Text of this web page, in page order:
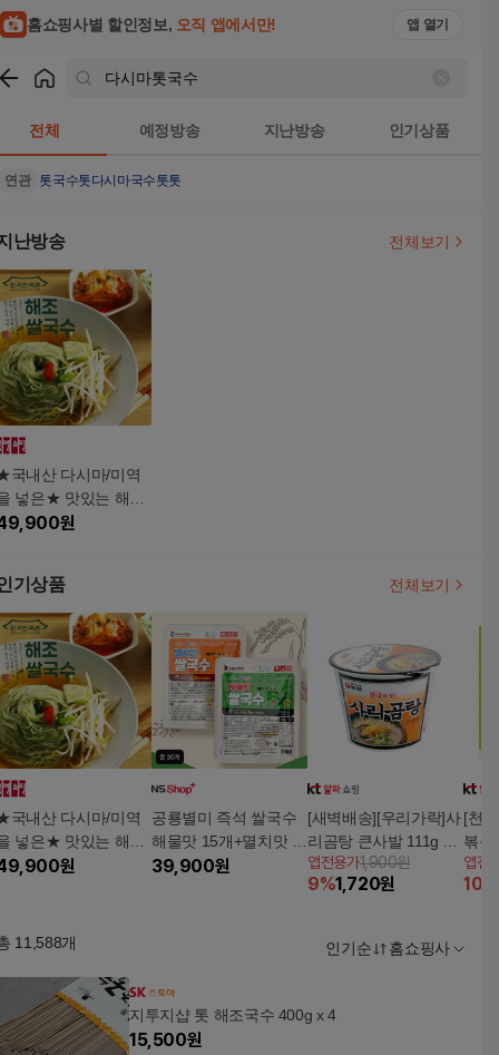
홈쇼핑사별 할인정보, 오직 앱에서만! 앱 열기
전체 예정방송 지난방송 인기상품
연관 톳국수톳다시마국수톳톳
난방송 전체보기
국내산 다시마/미역
넣은★ 맛있는 해조
국수 3종 30개
원
기상품 전체보기
국내산 다시마/미역
넣은★ 맛있는 해조
국수 3종 30개
원
공룡별미 즉석 쌀국수
해물맛 15개+멸치맛 1
5개구매 후 3천원 적립
39,900원
[새벽배송][우리가락]사
리곰탕 큰사발 111g 1
개
앱전용가1,900원
9%1,720원
[천
볶음
볶음
앱전
10
11,588개 인기순 홈쇼핑사
지투지샵 톳 해조국수 400g x 4
15,500원